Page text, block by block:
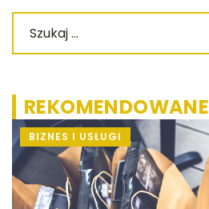
REKOMENDOWANE
BIZNES I USŁUGI